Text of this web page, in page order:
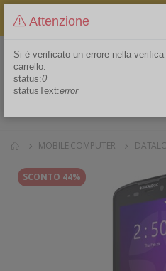
Il sito non chiude mai ma i
agosto 2026 al
Area Riservata
MOBILE COMPUTER
SCONTO 44%
Attenzione
Si è verificato un errore nella verifica
carrello.
status:0
statusText:error